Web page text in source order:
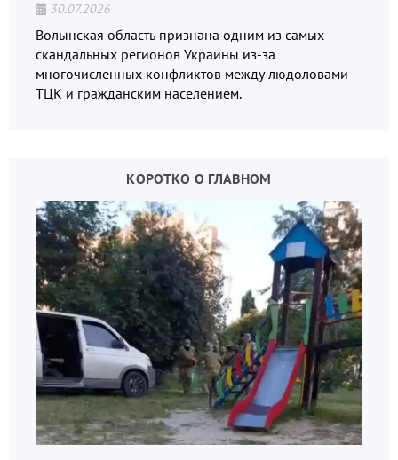
30.07.2026
Волынская область признана одним из самых
скандальных регионов Украины из-за
многочисленных конфликтов между людоловами
ТЦК и гражданским населением.
КОРОТКО О ГЛАВНОМ